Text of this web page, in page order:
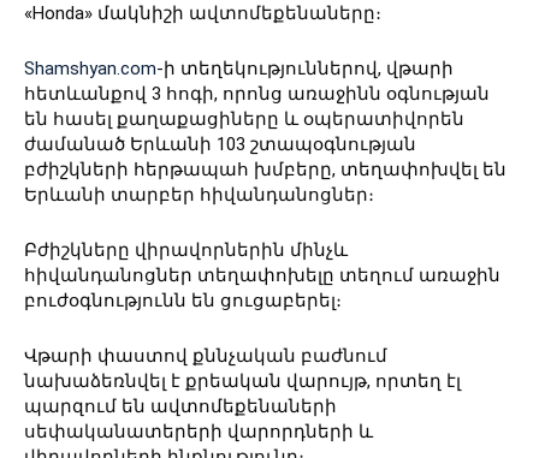
«Honda» մակնիշի ավտոմեքենաները։
Shamshyan.com-ի տեղեկություններով, վթարի
հետևանքով 3 հոգի, որոնց առաջինն օգնության
են հասել քաղաքացիները և օպերատիվորեն
ժամանած Երևանի 103 շտապօգնության
բժիշկների հերթապահ խմբերը, տեղափոխվել են
Երևանի տարբեր հիվանդանոցներ։
Բժիշկները վիրավորներին մինչև
հիվանդանոցներ տեղափոխելը տեղում առաջին
բուժօգնությունն են ցուցաբերել։
Վթարի փաստով քննչական բաժնում
նախաձեռնվել է քրեական վարույթ, որտեղ էլ
պարզում են ավտոմեքենաների
սեփականատերերի վարորդների և